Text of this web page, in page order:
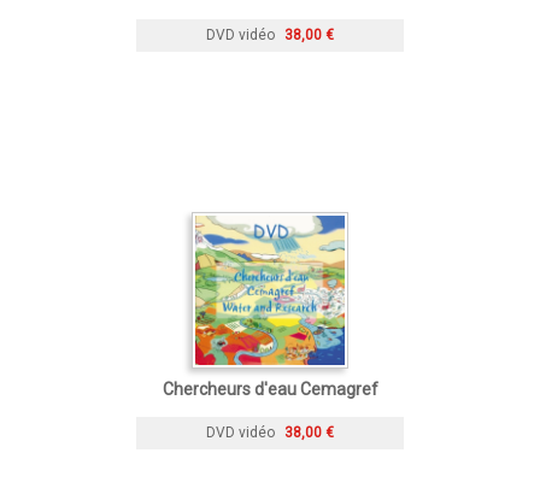
DVD vidéo 38,00 €
Chercheurs d'eau Cemagref
DVD vidéo 38,00 €